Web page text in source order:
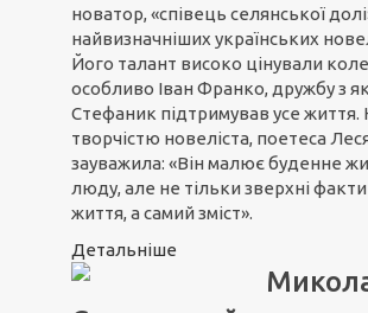
новатор, «співець селянської
найвизначніших українських
Його талант високо цінували
особливо Іван Франко, дружбу з
Стефаник підтримував усе життя.
творчістю новеліста, поетеса
зауважила: «Він малює буденне
люду, але не тільки зверхні
життя, а самий зміст».
Детальніше